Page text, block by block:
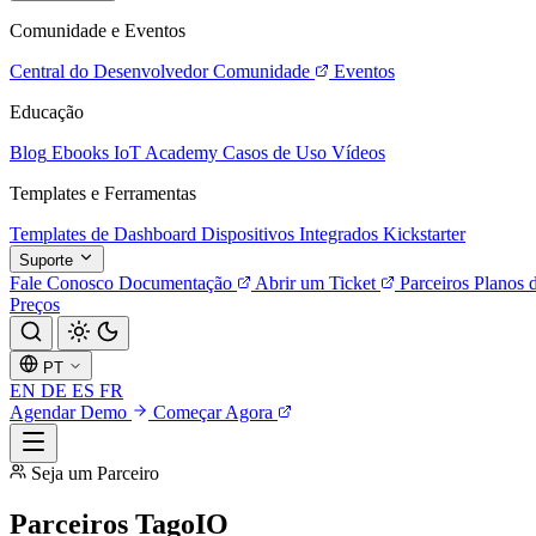
Comunidade e Eventos
Central do Desenvolvedor Comunidade
Eventos
Educação
Blog Ebooks IoT Academy Casos de Uso Vídeos
Templates e Ferramentas
Templates de Dashboard Dispositivos Integrados Kickstarter
Suporte
Fale Conosco Documentação Abrir um Ticket Parceiros Planos
Preços
PT
EN DE ES FR
Agendar Demo
Começar Agora
Seja um Parceiro
Parceiros TagoIO